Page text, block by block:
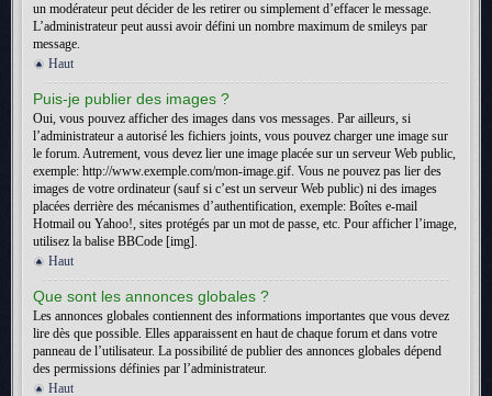
un modérateur peut décider de les retirer ou simplement d’effacer le message.
L’administrateur peut aussi avoir défini un nombre maximum de smileys par
message.
Haut
Puis-je publier des images ?
Oui, vous pouvez afficher des images dans vos messages. Par ailleurs, si
l’administrateur a autorisé les fichiers joints, vous pouvez charger une image sur
le forum. Autrement, vous devez lier une image placée sur un serveur Web public,
exemple: http://www.exemple.com/mon-image.gif. Vous ne pouvez pas lier des
images de votre ordinateur (sauf si c’est un serveur Web public) ni des images
placées derrière des mécanismes d’authentification, exemple: Boîtes e-mail
Hotmail ou Yahoo!, sites protégés par un mot de passe, etc. Pour afficher l’image,
utilisez la balise BBCode [img].
Haut
Que sont les annonces globales ?
Les annonces globales contiennent des informations importantes que vous devez
lire dès que possible. Elles apparaissent en haut de chaque forum et dans votre
panneau de l’utilisateur. La possibilité de publier des annonces globales dépend
des permissions définies par l’administrateur.
Haut